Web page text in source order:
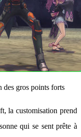
des gros points forts
la customisation prend
qui se sent prête à